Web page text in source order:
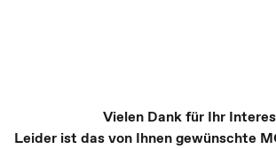
Vielen Dank für Ihr
Leider ist das von Ihnen gewünschte